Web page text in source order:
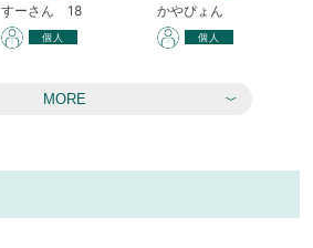
すーさん 18
個人
かやぴょん
個人
MORE